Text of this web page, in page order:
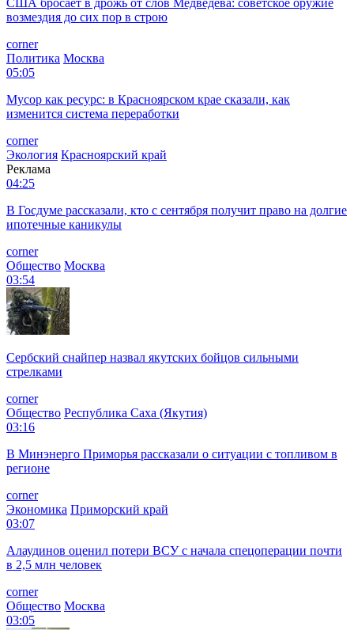
возмездия до сих пор в строю
corner
Политика Москва
05:05
Мусор как ресурс: в Красноярском крае сказали, как
изменится система переработки
corner
Экология Красноярский край
Реклама
04:25
В Госдуме рассказали, кто с сентября получит право на долгие
ипотечные каникулы
corner
Общество Москва
03:54
Сербский снайпер назвал якутских бойцов сильными
стрелками
corner
Общество Республика Саха (Якутия)
03:16
В Минэнерго Приморья рассказали о ситуации с топливом в
регионе
corner
Экономика Приморский край
03:07
Алаудинов оценил потери ВСУ с начала спецоперации почти
в 2,5 млн человек
corner
Общество Москва
03:05